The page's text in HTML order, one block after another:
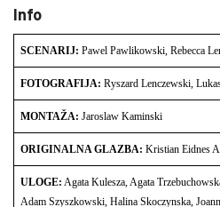
Info
SCENARIJ: Pawel Pawlikowski, Rebecca
FOTOGRAFIJA: Ryszard Lenczewski,
MONTAŽA: Jaroslaw Kaminski
ORIGINALNA GLAZBA: Kristian Eidnes
ULOGE: Agata Kulesza, Agata
Adam Szyszkowski, Halina Skoczynska,